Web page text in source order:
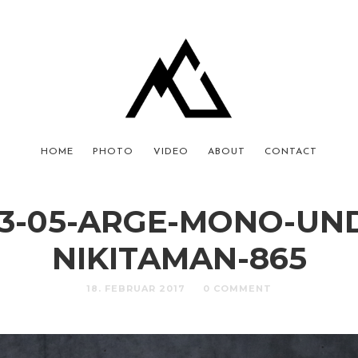
HOME PHOTO VIDEO ABOUT CONTACT
05-ARGE-MONO-
NIKITAMAN-865
18. FEBRUAR 2017 0 COMMENT